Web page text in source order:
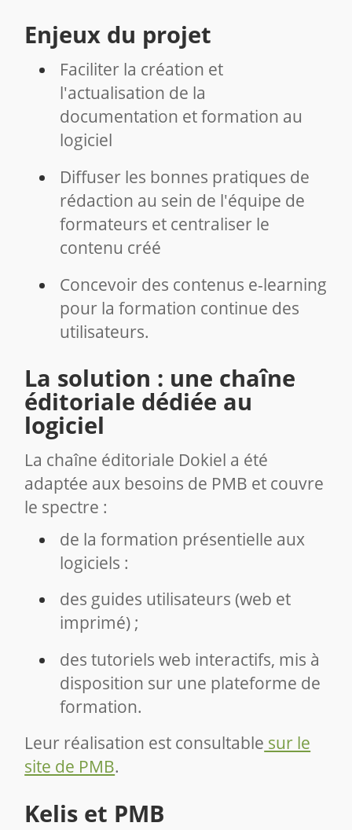
Enjeux du projet
Faciliter la création et
l'actualisation de la
documentation et formation au
logiciel
Diffuser les bonnes pratiques de
rédaction au sein de l'équipe de
formateurs et centraliser le
contenu créé
Concevoir des contenus e-learning
pour la formation continue des
utilisateurs.
La solution : une chaîne
éditoriale dédiée au
logiciel
La chaîne éditoriale Dokiel a été
adaptée aux besoins de PMB et couvre
le spectre :
de la formation présentielle aux
logiciels :
des guides utilisateurs (web et
imprimé) ;
des tutoriels web interactifs, mis à
disposition sur une plateforme de
formation.
Leur réalisation est consultable sur le
site de PMB.
Kelis et PMB